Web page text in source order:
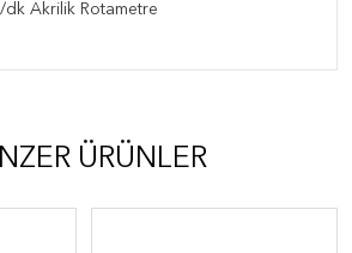
dk Akrilik Rotametre
ÜRÜNLER